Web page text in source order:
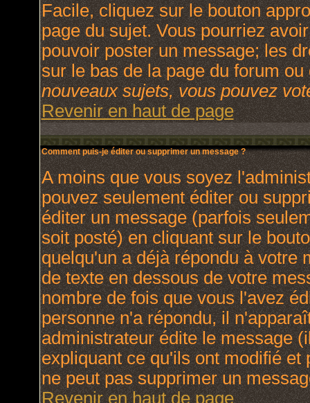
Facile, cliquez sur le bouton
page du sujet. Vous pourriez
pouvoir poster un message; les
sur le bas de la page du forum
nouveaux sujets, vous pouvez
Revenir en haut de page
Comment puis-je éditer ou supprimer un message ?
A moins que vous soyez
pouvez seulement éditer ou
éditer un message (parfois
soit posté) en cliquant sur le
quelqu'un a déjà répondu à votre
de texte en dessous de votre
nombre de fois que vous l'avez
personne n'a répondu, il
administrateur édite le message
expliquant ce qu'ils ont modifié
ne peut pas supprimer un
Revenir en haut de page